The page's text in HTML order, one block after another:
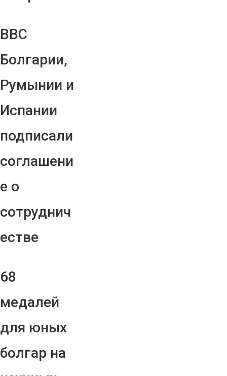
ВВС
Болгарии,
Румынии и
Испании
подписали
соглашени
е о
сотруднич
естве
68
медалей
для юных
болгар на